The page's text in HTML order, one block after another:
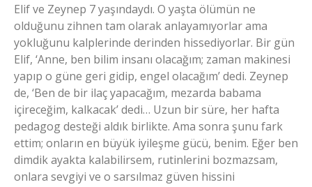
Elif ve Zeynep 7 yaşındaydı. O yaşta ölümün ne
olduğunu zihnen tam olarak anlayamıyorlar ama
yokluğunu kalplerinde derinden hissediyorlar. Bir gün
Elif, ‘Anne, ben bilim insanı olacağım; zaman makinesi
yapıp o güne geri gidip, engel olacağım’ dedi. Zeynep
de, ‘Ben de bir ilaç yapacağım, mezarda babama
içireceğim, kalkacak’ dedi… Uzun bir süre, her hafta
pedagog desteği aldık birlikte. Ama sonra şunu fark
ettim; onların en büyük iyileşme gücü, benim. Eğer ben
dimdik ayakta kalabilirsem, rutinlerini bozmazsam,
onlara sevgiyi ve o sarsılmaz güven hissini